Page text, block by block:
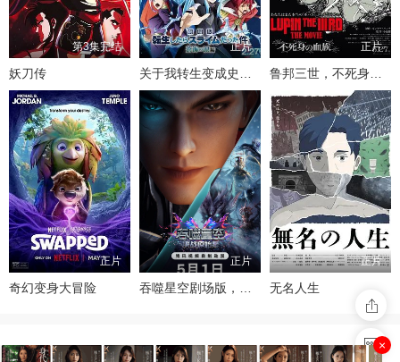
第3集完结
妖刀传
正片
关于我转生变成史莱姆这档事苍海之泪篇-劇場版
正片
鲁邦三世，不死身的血族
正片
奇幻变身大冒险
正片
吞噬星空剧场版，决战原始星
正片
无名人生
×
视频总量：100799 今日更新：143